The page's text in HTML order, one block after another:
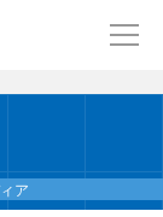
ア